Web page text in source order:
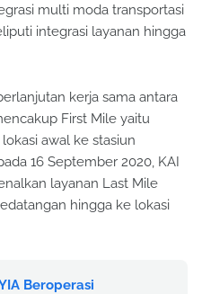
multi moda transportasi
integrasi layanan hingga
kerja sama antara
First Mile yaitu
awal ke stasiun
16 September 2020, KAI
layanan Last Mile
hingga ke lokasi
Beroperasi